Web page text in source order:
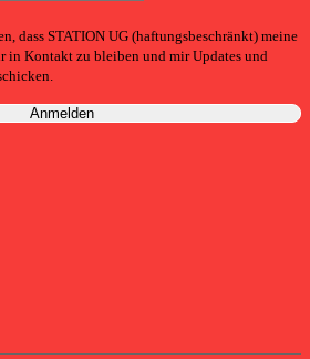
dass STATION UG (haftungsbeschränkt) meine
in Kontakt zu bleiben und mir Updates und